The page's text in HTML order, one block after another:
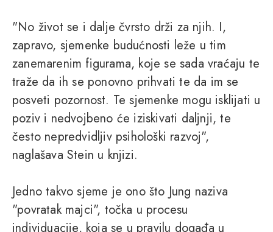
"No život se i dalje čvrsto drži za njih. I,
zapravo, sjemenke budućnosti leže u tim
zanemarenim figurama, koje se sada vraćaju te
traže da ih se ponovno prihvati te da im se
posveti pozornost. Te sjemenke mogu isklijati u
poziv i nedvojbeno će iziskivati daljnji, te
često nepredvidljiv psihološki razvoj",
naglašava Stein u knjizi.
Jedno takvo sjeme je ono što Jung naziva
"povratak majci", točka u procesu
individuacije, koja se u pravilu događa u